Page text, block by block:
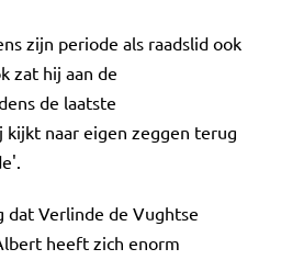
zijn periode als raadslid ook
zat hij aan de
de laatste
kijkt naar eigen zeggen terug
Verlinde de Vughtse
heeft zich enorm